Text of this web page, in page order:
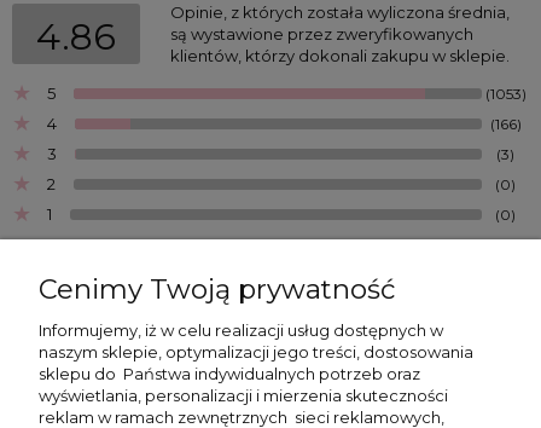
4.86
Opinie, z których została wyliczona średnia,
są wystawione przez zweryfikowanych
klientów, którzy dokonali zakupu w sklepie.
5
(1053)
4 (166)
3 (3)
2 (0)
1 (0)
Iwona
Dodano: 2026-07-25
Opinia zweryfikowana
Cenimy Twoją prywatność
Informujemy, iż w celu realizacji usług dostępnych w
naszym sklepie, optymalizacji jego treści, dostosowania
sklepu do Państwa indywidualnych potrzeb oraz
wyświetlania, personalizacji i mierzenia skuteczności
reklam w ramach zewnętrznych sieci reklamowych,